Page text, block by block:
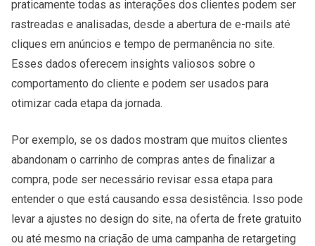
praticamente todas as interações dos clientes podem ser
rastreadas e analisadas, desde a abertura de e-mails até
cliques em anúncios e tempo de permanência no site.
Esses dados oferecem insights valiosos sobre o
comportamento do cliente e podem ser usados para
otimizar cada etapa da jornada.
Por exemplo, se os dados mostram que muitos clientes
abandonam o carrinho de compras antes de finalizar a
compra, pode ser necessário revisar essa etapa para
entender o que está causando essa desistência. Isso pode
levar a ajustes no design do site, na oferta de frete gratuito
ou até mesmo na criação de uma campanha de retargeting